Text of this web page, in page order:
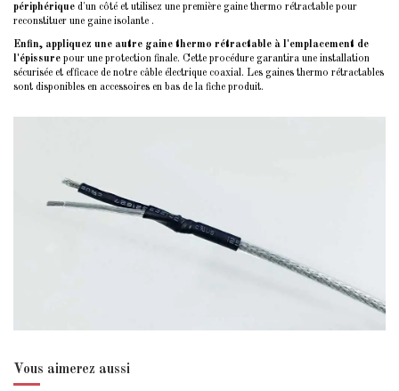
périphérique d'un côté et utilisez une première gaine thermo rétractable pour
reconstituer une gaine isolante .
Enfin, appliquez une autre gaine thermo rétractable à l'emplacement de
l'épissure pour une protection finale. Cette procédure garantira une installation
sécurisée et efficace de notre câble électrique coaxial. Les gaines thermo rétractables
sont disponibles en accessoires en bas de la fiche produit.
Vous aimerez aussi